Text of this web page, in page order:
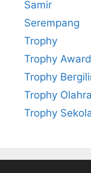
Samir
Serempang
Trophy
Trophy Award
Trophy
Trophy
Trophy